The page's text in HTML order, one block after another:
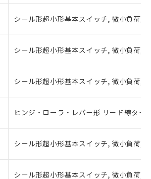
シール形超小形基本スイッチ, 微小負荷,
シール形超小形基本スイッチ, 微小負荷,
シール形超小形基本スイッチ, 微小負荷,
ヒンジ・ローラ・レバー形 リード線タイ
シール形超小形基本スイッチ, 微小負荷,
シール形超小形基本スイッチ, 微小負荷,
一定数以上の在庫あり
をお読みいただき、同意のうえ
さい。
ビスは、当社制御機器事業取扱
当社在庫状況および標準価格(税
提供させていただくものです。
御機器事業取扱商品の中には、
ビスの対象外となる商品もある
ご了承ください。
況および標準価格照会結果は、
ている更新日時点での社内デー
づき作成されるものであり、閲
た時点での実際の在庫および標
とは異なる場合があることをご
ださい。
納期状況および標準価格はお客
取引先、またはお客様担当のオ